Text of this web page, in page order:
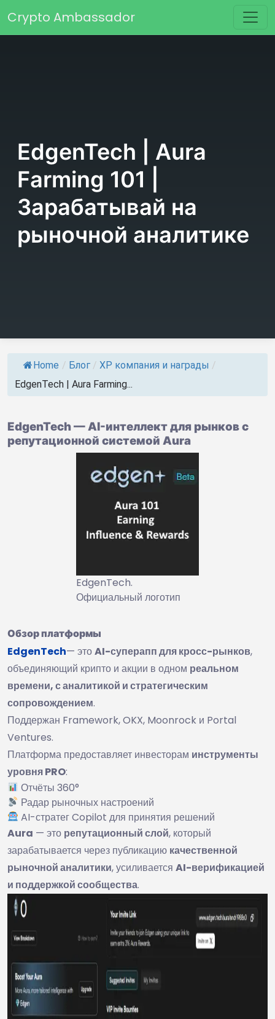
Основная навигация
Crypto Ambassador
EdgenTech | Aura
Farming 101 |
Зарабатывай на
рыночной аналитике
Home / Блог / ХР компания и награды /
EdgenTech | Aura Farming...
EdgenTech — AI-интеллект для рынков с
репутационной системой Aura
EdgenTech.
Официальный логотип
Обзор платформы
EdgenTech— этоAI-суперапп для кросс-рынков,
объединяющий крипто и акции в одном реальном
времени, с аналитикой и стратегическим
сопровождением.
Поддержан Framework, OKX, Moonrock и Portal
Ventures.
Платформа предоставляет инвесторам инструменты
уровня PRO:
Отчёты 360°
Радар рыночных настроений
AI-стратег Copilot для принятия решений
Aura — это репутационный слой, который
зарабатывается через публикацию качественной
рыночной аналитики, усиливается AI-верификацией
и поддержкой сообщества.